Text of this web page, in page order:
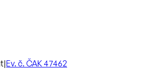
|Ev. č. ČAK 47462